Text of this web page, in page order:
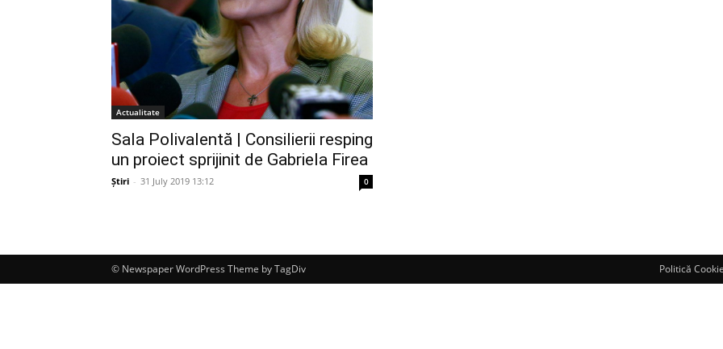
Actualitate
Sala Polivalentă | Consilierii resping
un proiect sprijinit de Gabriela Firea
Știri - 31 July 2019 13:12 0
Politică
© Newspaper WordPress Theme by TagDiv